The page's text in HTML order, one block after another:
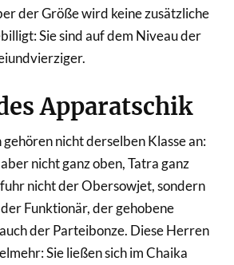
der Größe wird keine zusätzliche
Sie sind auf dem Niveau der
Apparatschik
nicht derselben Klasse an:
nicht ganz oben, Tatra ganz
nicht der Obersowjet, sondern
Funktionär, der gehobene
der Parteibonze. Diese Herren
Sie ließen sich im Chaika